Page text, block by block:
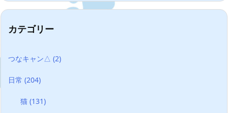
カテゴリー
つなキャン△ (2)
日常 (204)
猫(131)